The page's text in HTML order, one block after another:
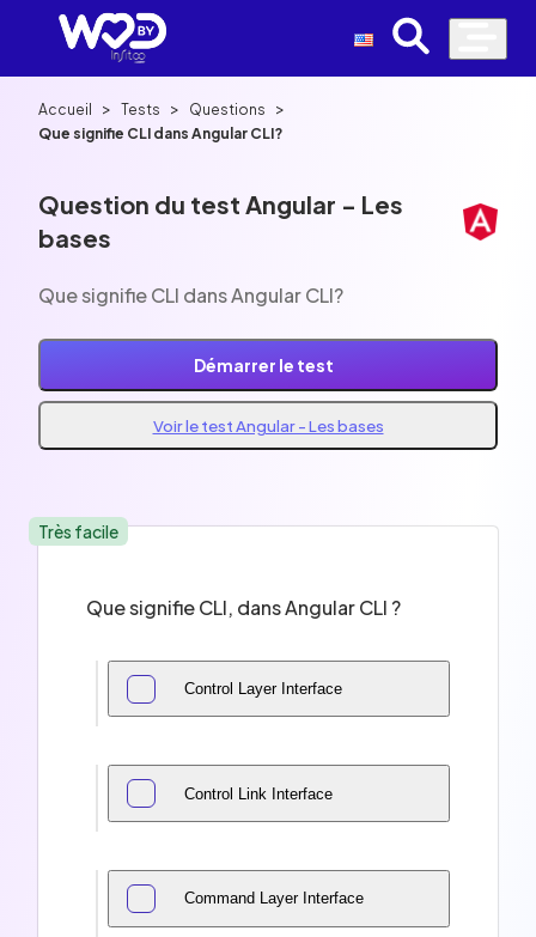
Accueil > Tests > Questions >
Que signifie CLI dans Angular CLI?
Question du test Angular - Les
bases
Que signifie CLI dans Angular CLI?
Démarrer le test
Voir le test Angular - Les bases
Très facile
Que signifie CLI, dans Angular CLI ?
Control Layer Interface
Control Link Interface
Command Layer Interface